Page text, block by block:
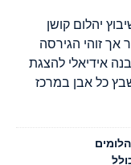
יהלום קושן
אך זוהי הגירסה
אידיאלי להצגת
כל אבן במרכז